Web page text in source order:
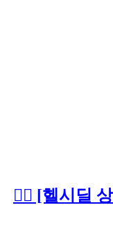
👉🏻 [헬시딜